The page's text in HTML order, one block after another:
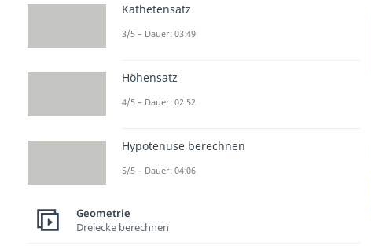
Kathetensatz
3/5 – Dauer: 03:49
Höhensatz
4/5 – Dauer: 02:52
Hypotenuse berechnen
5/5 – Dauer: 04:06
Geometrie
Dreiecke berechnen